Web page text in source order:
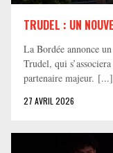
TRUDEL : UN
La Bordée annonce
Trudel, qui
partenaire majeur. [...]
27 AVRIL 2026